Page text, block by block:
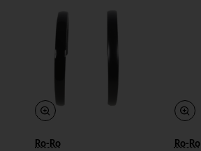
Ro-Ro
Ro-Ro